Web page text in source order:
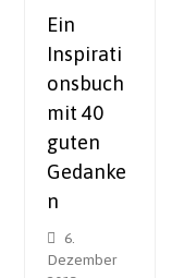
Ein
Inspirati
onsbuch
mit 40
guten
Gedanke
n
6.
Dezember